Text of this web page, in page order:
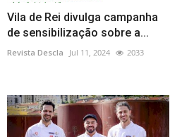
Vila de Rei divulga campanha
de sensibilização sobre a...
Revista Descla Jul 11, 2024 2033